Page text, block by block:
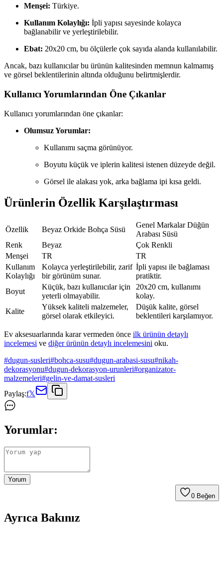
Menşei: Türkiye.
Kullanım Kolaylığı: İpli yapısı sayesinde kolayca
bağlanabilir ve yerleştirilebilir.
Ebat: 20x20 cm, bu ölçülerle çok sayıda alanda kullanılabilir.
Ancak, bazı kullanıcılar bu ürünün kalitesinden memnun kalmamış
ve görsel beklentilerinin altında olduğunu belirtmişlerdir.
Kullanıcı Yorumlarından Öne Çıkanlar
Kullanıcı yorumlarından öne çıkanlar:
Olumsuz Yorumlar:
Kullanımı saçma görünüyor.
Boyutu küçük ve iplerin kalitesi istenen düzeyde değil.
Görsel ile alakası yok, arka bağlama ipi kısa geldi.
Ürünlerin Özellik Karşılaştırması
Özellik Beyaz Orkide Bohça Süsü
Genel Markalar Düğün
Arabası Süsü
Renk
Beyaz
Çok Renkli
Menşei
TR
TR
Kullanım
Kolaylığı
Kolayca yerleştirilebilir, zarif
bir görünüm sunar.
İpli yapısı ile bağlaması
pratiktir.
Boyut
Küçük, bazı kullanıcılar için
yeterli olmayabilir.
20x20 cm, kullanımı
kolay.
Kalite
Yüksek kaliteli malzemeler,
görsel olarak etkileyici.
Düşük kalite, görsel
beklentileri karşılamıyor.
Ev aksesuarlarında karar vermeden önce ilk ürünün detaylı
incelemesi ve diğer ürünün detaylı incelemesini oku.
#dugun-susleri#bohca-susu#dugun-arabasi-susu#nikah-
dekorasyonu#dugun-dekorasyon-urunleri#organizator-
malzemeleri#gelin-ve-damat-susleri
Paylaş:f𝕏
Yorumlar:
Yorum
0 Beğen
Ayrıca Bakınız